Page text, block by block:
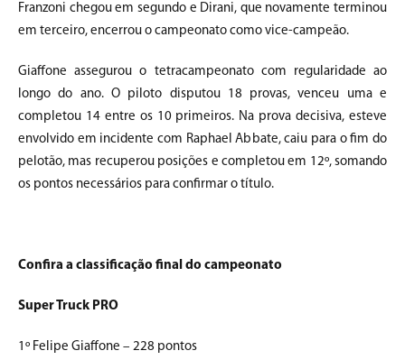
Franzoni chegou em segundo e Dirani, que novamente terminou
em terceiro, encerrou o campeonato como vice-campeão.
Giaffone assegurou o tetracampeonato com regularidade ao
longo do ano. O piloto disputou 18 provas, venceu uma e
completou 14 entre os 10 primeiros. Na prova decisiva, esteve
envolvido em incidente com Raphael Abbate, caiu para o fim do
pelotão, mas recuperou posições e completou em 12º, somando
os pontos necessários para confirmar o título.
Confira a classificação final do campeonato
Super Truck PRO
1º Felipe Giaffone – 228 pontos